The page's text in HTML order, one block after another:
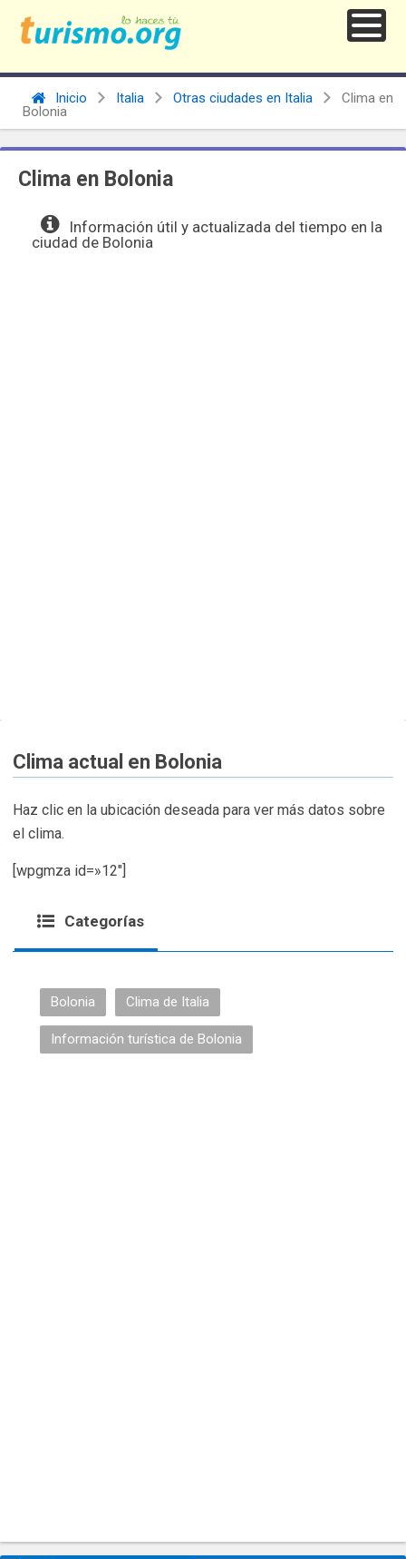
Inicio Italia Otras ciudades en Italia
Clima en
Bolonia
Clima en Bolonia
Información útil y actualizada del tiempo en la
ciudad de Bolonia
Clima actual en Bolonia
Haz clic en la ubicación deseada para ver más datos sobre
el clima.
[wpgmza id=»12″]
Categorías
Bolonia Clima de Italia
Información turística de Bolonia